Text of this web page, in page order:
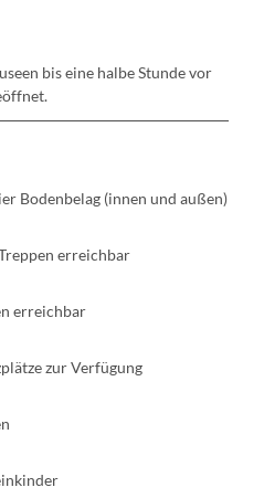
bis eine halbe Stunde vor
Bodenbelag (innen und außen)
erreichbar
erreichbar
zur Verfügung